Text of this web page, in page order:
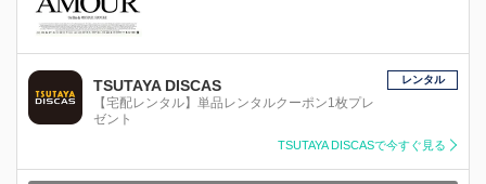
TSUTAYA DISCAS
【宅配レンタル】単品レンタルクーポン1枚プレ
ゼント
レンタル
TSUTAYA DISCASで今すぐ見る